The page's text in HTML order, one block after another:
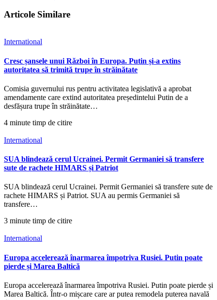
Articole Similare
International
Cresc șansele unui Război în Europa. Putin și-a extins
autoritatea să trimită trupe în străinătate
Comisia guvernului rus pentru activitatea legislativă a aprobat
amendamente care extind autoritatea președintelui Putin de a
desfășura trupe în străinătate…
4 minute timp de citire
International
SUA blindează cerul Ucrainei. Permit Germaniei să transfere
sute de rachete HIMARS și Patriot
SUA blindează cerul Ucrainei. Permit Germaniei să transfere sute de
rachete HIMARS și Patriot. SUA au permis Germaniei să
transfere…
3 minute timp de citire
International
Europa accelerează înarmarea împotriva Rusiei. Putin poate
pierde și Marea Baltică
Europa accelerează înarmarea împotriva Rusiei. Putin poate pierde și
Marea Baltică. Într-o mișcare care ar putea remodela puterea navală